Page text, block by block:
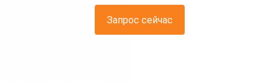
Запрос сейчас